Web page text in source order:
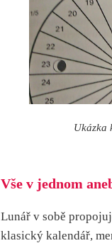
Ukázka
Vše v jednom
Lunář v sobě
klasický kalendář,